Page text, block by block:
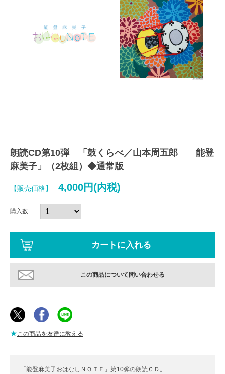
朗読CD第10弾 「鼓くらべ／山本周五郎 能登
麻美子」（2枚組）◆通常版
【販売価格】 4,000円(内税)
購入数
この商品について問い合わせる
★この商品を友達に教える
「能登麻美子おはなしＮＯＴＥ」第10弾の朗読ＣＤ。